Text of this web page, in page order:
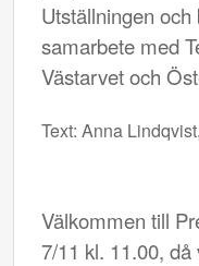
Utställningen
samarbete med
Västarvet och
Text: Anna
Välkommen till
7/11 kl. 11.00,